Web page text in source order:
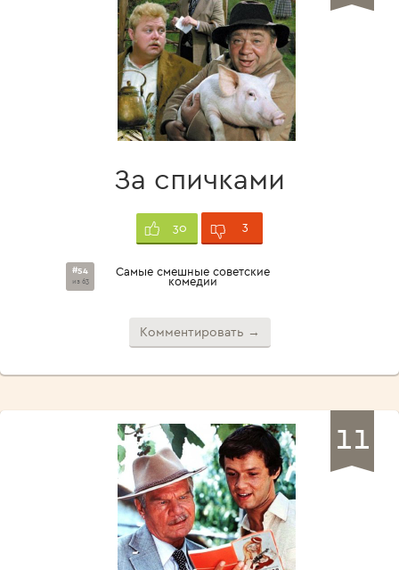
За спичками
30 3
#54
из 63
Самые смешные советские
комедии
Комментировать →
11